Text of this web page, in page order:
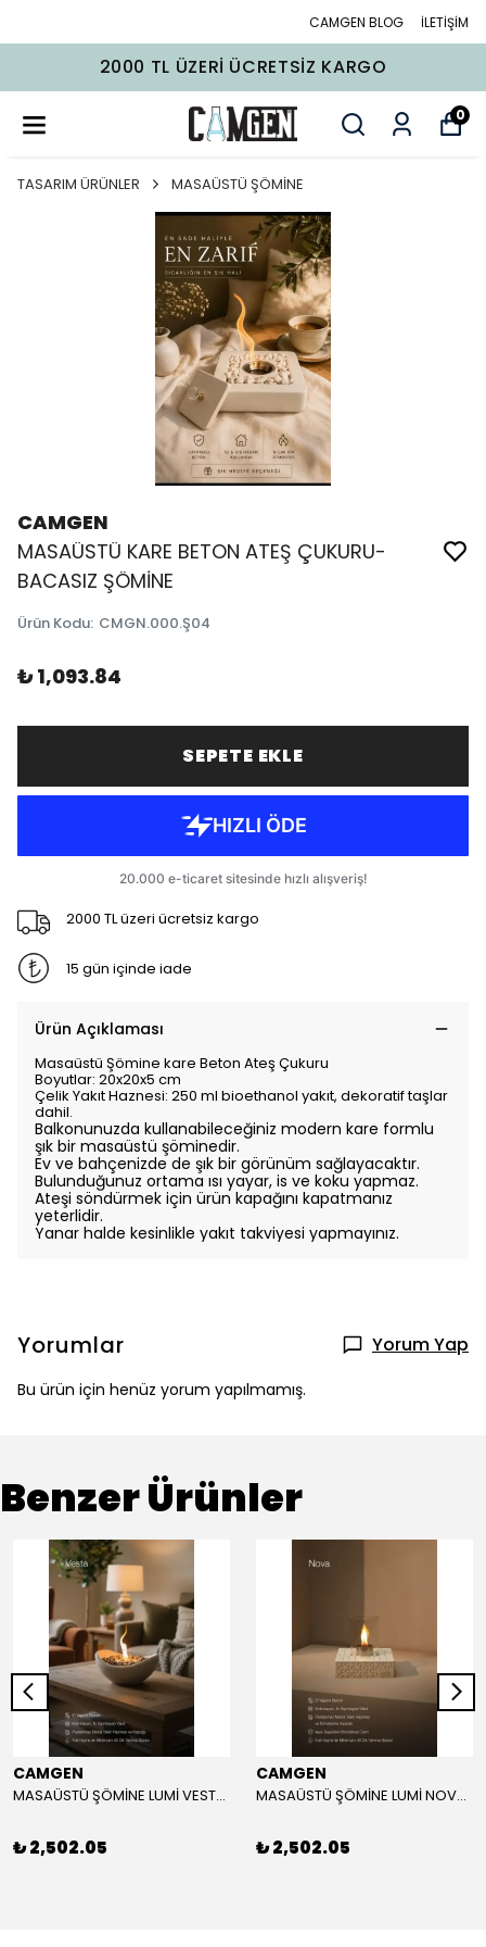
CAMGEN BLOG İLETİŞİM
2000 TL ÜZERI ÜCRETSIZ KARGO
0
TASARIM ÜRÜNLER MASAÜSTÜ ŞÖMİNE
CAMGEN
MASAÜSTÜ KARE BETON ATEŞ ÇUKURU-
BACASIZ ŞÖMİNE
Ürün Kodu: CMGN.000.Ş04
₺ 1,093.84
SEPETE EKLE
2000 TL üzeri ücretsiz kargo
15 gün içinde iade
Ürün Açıklaması
Masaüstü Şömine kare Beton Ateş Çukuru
Boyutlar: 20x20x5 cm
Çelik Yakıt Haznesi: 250 ml bioethanol yakıt, dekoratif taşlar
dahil.
Balkonunuzda kullanabileceğiniz modern kare formlu
şık bir masaüstü şöminedir.
Ev ve bahçenizde de şık bir görünüm sağlayacaktır.
Bulunduğunuz ortama ısı yayar, is ve koku yapmaz.
Ateşi söndürmek için ürün kapağını kapatmanız
yeterlidir.
Yanar halde kesinlikle yakıt takviyesi yapmayınız.
Yorumlar Yorum Yap
Bu ürün için henüz yorum yapılmamış.
Benzer Ürünler
CAMGEN
MASAÜSTÜ ŞÖMİNE LUMİ VESTA MODEL
₺ 2,502.05
CAMGEN
MASAÜSTÜ ŞÖMİNE LUMİ NOVA MODEL
₺ 2,502.05